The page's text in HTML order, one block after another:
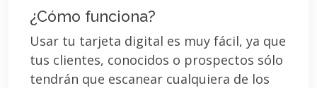
¿Cómo funciona?
Usar tu tarjeta digital es muy fácil, ya que
tus clientes, conocidos o prospectos sólo
tendrán que escanear cualquiera de los